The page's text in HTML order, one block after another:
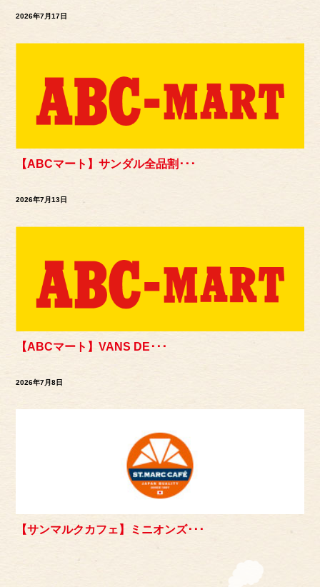
2026年7月17日
【ABCマート】サンダル全品割･･･
2026年7月13日
【ABCマート】VANS DE･･･
2026年7月8日
【サンマルクカフェ】ミニオンズ･･･